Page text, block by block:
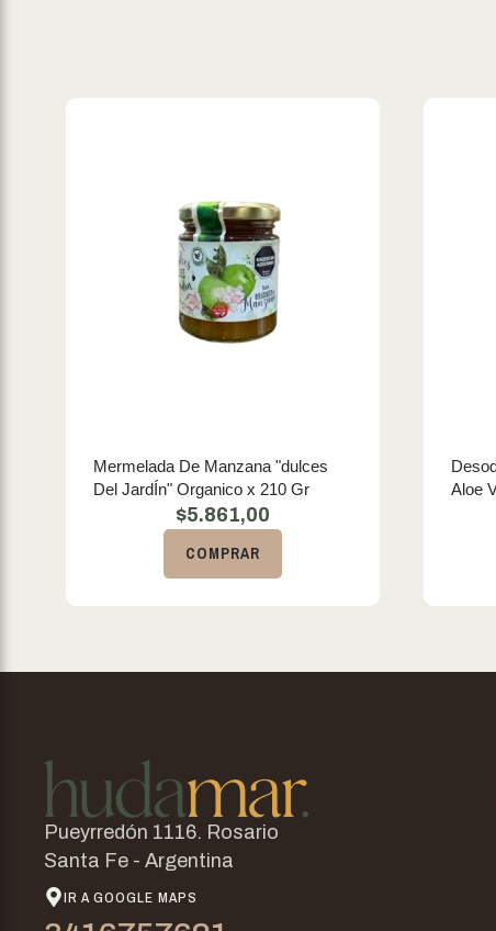
Mermelada De Manzana "dulces
Del JardÍn" Organico x 210 Gr
$5.861,00
COMPRAR
Aloe
Pueyrredón 1116. Rosario
Santa Fe - Argentina
IR A GOOGLE MAPS